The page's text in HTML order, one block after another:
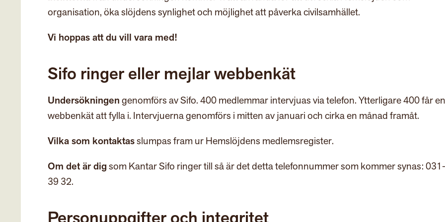
organisation, öka slöjdens synlighet och möjlighet att påverka civilsamhället.
Vi hoppas att du vill vara med!
Sifo ringer eller mejlar webbenkät
Undersökningengenomförs av Sifo. 400 medlemmar intervjuas via telefon. Ytterligare 400 får en
webbenkät att fylla i. Intervjuerna genomförs i mitten av januari och cirka en månad framåt.
Vilka som kontaktasslumpas fram urHemslöjdens medlemsregister.
Om det är digsom Kantar Sifo ringer till så är det detta telefonnummer som kommer synas:
39 32.